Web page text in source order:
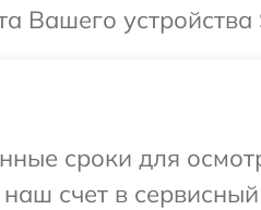
Вашего устройства
сроки для
счет в